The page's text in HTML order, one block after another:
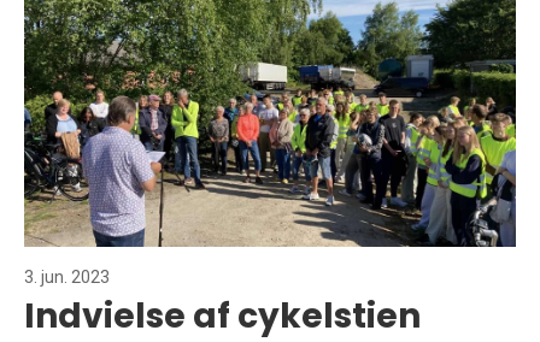
3. jun. 2023
Indvielse af cykelstien